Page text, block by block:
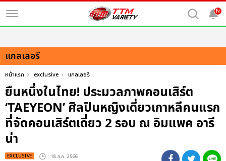
N
แกลเลอรี
หน้าแรก exclusive แกลเลอรี
ยืนหนึ่งในไทย! ประมวลภาพคอนเสิร์ต
‘TAEYEON’ ศิลปินหญิงเดี่ยวเกาหลีคนแรก
ที่จัดคอนเสิร์ตเดี่ยว 2 รอบ ณ อิมแพค อารี
น่า
EXCLUSIVE : 18 ส.ค. 2566